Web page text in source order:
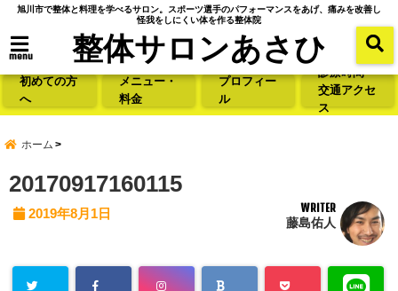
旭川市で整体と料理を学べるサロン。スポーツ選手のパフォーマンスをあげ、痛みを改善し
怪我をしにくい体を作る整体院
menu 整体サロンあさひ
初めての方
へ
メニュー・
料金
プロフィー
ル
診療時間・
交通アクセ
ス
ホーム
20170917160115
2019年8月1日 WRITER
藤島佑人